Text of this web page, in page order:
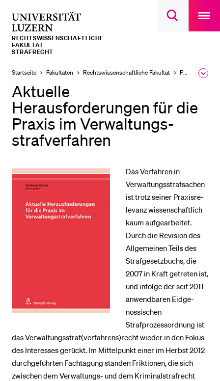
Suchdialog
main
RECHTS­­WISSENSCHAFTLICHE
FAKULTÄT
STRAFRECHT
Startseite Fakultäten Rechtswissenschaftliche Fakultät Professuren
Aktuelle
Herausforderungen für die
Praxis im Verwaltungs-
strafverfahren
Das Verfahren in
Verwaltungsstrafsachen
ist trotz seiner Praxis­re­
le­vanz wissenschaftlich
kaum aufgearbeitet.
Durch die Re­vi­sion des
Allgemeinen Teils des
Strafgesetzbuchs, die
2007 in Kraft getreten ist,
und infolge der seit 2011
anwendbaren Eid­ge­
nössischen
Strafprozessordnung ist
das Ver­wal­tungs­straf­(ver­fah­rens)­recht wieder in den Fokus
des Interesses gerückt. Im Mittelpunkt einer im Herbst 2012
durchgeführten Fachtagung standen Friktionen, die sich
zwischen dem Verwaltungs- und dem Kriminalstrafrecht
LETZTE SUCHEN
Sie haben noch keine Suche getätigt.
Schulklassen und Lehrpersonen
Studien­interessierte
Studierende
Forschende
Alumni
Stellensuchende
Förderer
Medien
Sportangebot
Anmeldung und Zulassung